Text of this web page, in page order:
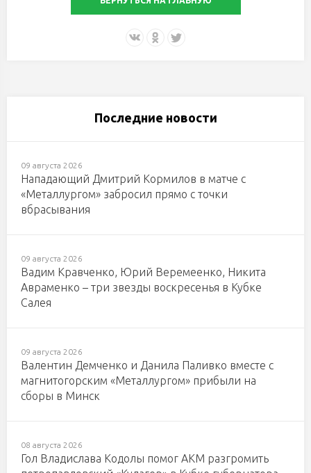
Последние новости
09 августа 2026
Нападающий Дмитрий Кормилов в матче с
«Металлургом» забросил прямо с точки
вбрасывания
09 августа 2026
Вадим Кравченко, Юрий Веремеенко, Никита
Авраменко – три звезды воскресенья в Кубке
Салея
09 августа 2026
Валентин Демченко и Данила Паливко вместе с
магнитогорским «Металлургом» прибыли на
сборы в Минск
08 августа 2026
Гол Владислава Кодолы помог АКМ разгромить